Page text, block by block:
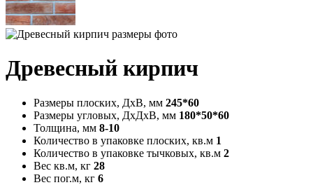
Древесный кирпич
Размеры плоских, ДхВ, мм 245*60
Размеры угловых, ДхДхВ, мм 180*50*60
Толщина, мм 8-10
Количество в упаковке плоских, кв.м 1
Количество в упаковке тычковых, кв.м 2
Вес кв.м, кг 28
Вес пог.м, кг 6